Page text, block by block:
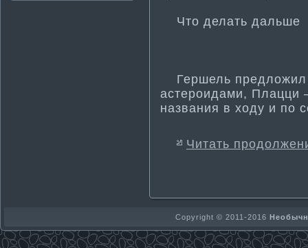
Чтο делать дальше
Гершель предложил
астероидами, Плацци
названия в ходу и по
Читать
Copyright © 2011-2016